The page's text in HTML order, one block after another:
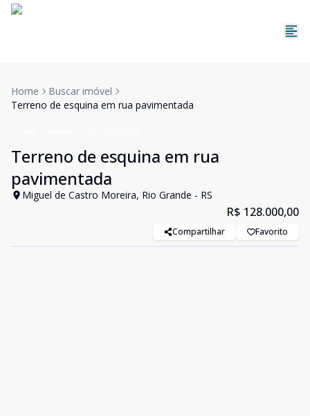
Home
Buscar imóvel
Terreno de esquina em rua pavimentada
Terreno de esquina em rua
pavimentada
Miguel de Castro Moreira, Rio Grande - RS
R$ 128.000,00
Compartilhar Favorito